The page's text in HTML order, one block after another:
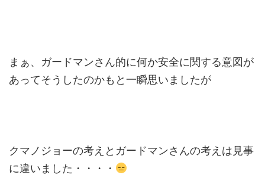
まぁ、ガードマンさん的に何か安全に関する意図が
あってそうしたのかもと一瞬思いましたが
クマノジョーの考えとガードマンさんの考えは見事
に違いました・・・・